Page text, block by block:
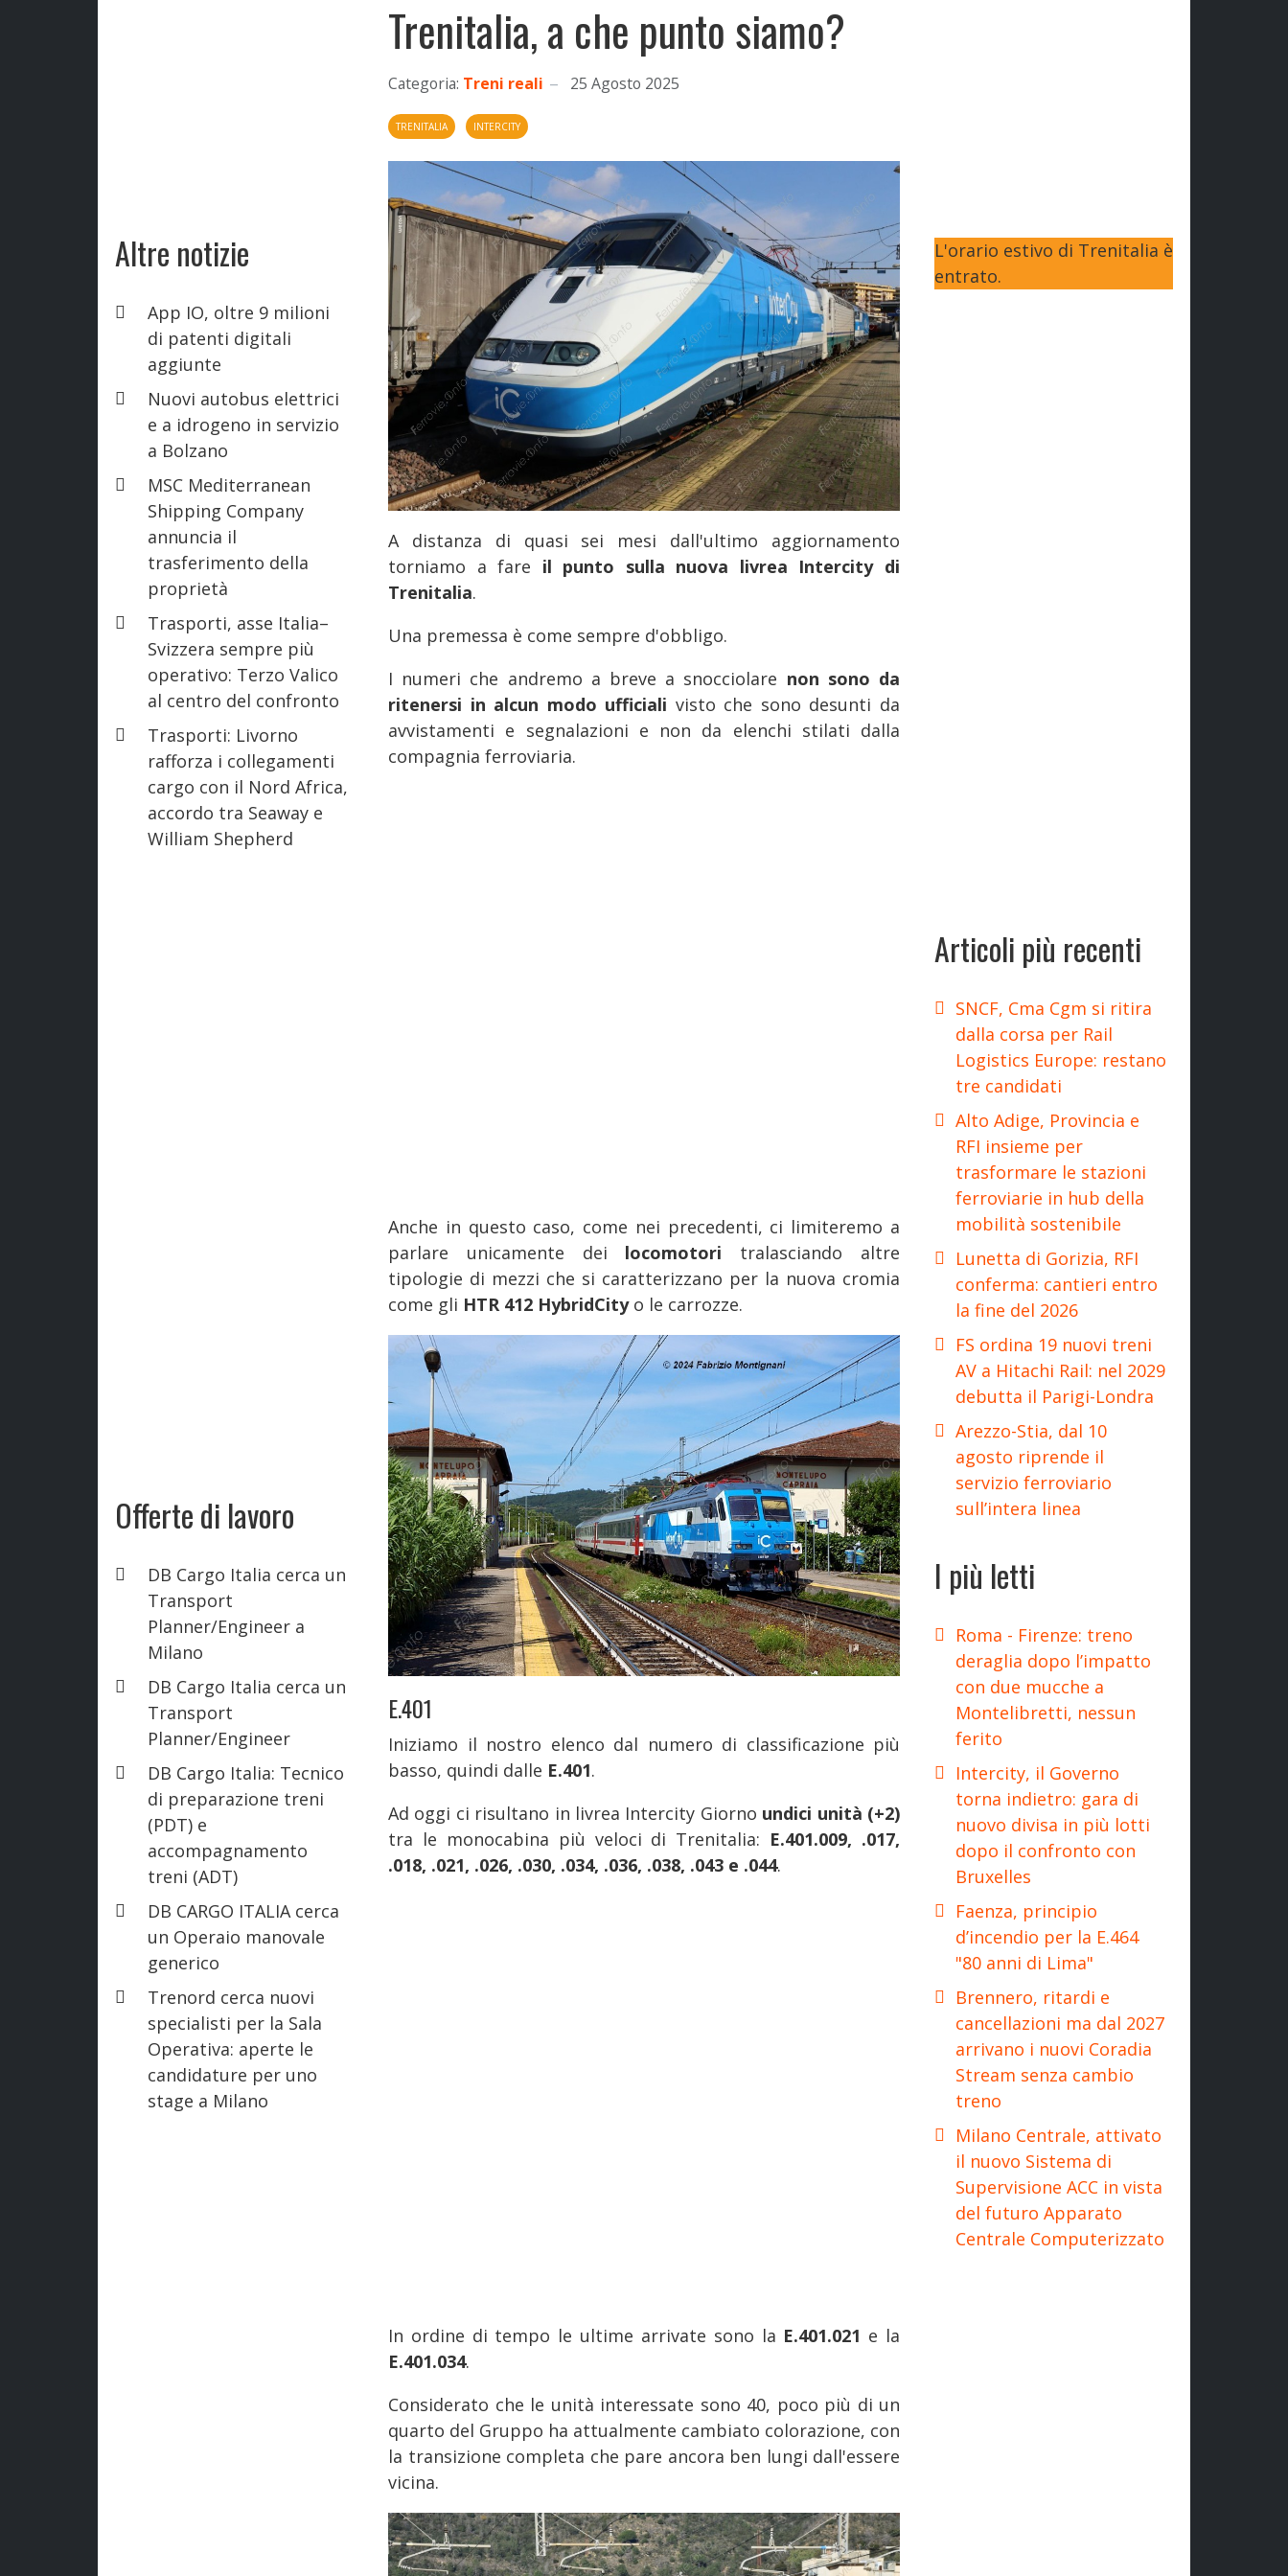
Altre notizie
App IO, oltre 9 milioni
di patenti digitali
aggiunte
Nuovi autobus elettrici
e a idrogeno in servizio
a Bolzano
MSC Mediterranean
Shipping Company
annuncia il
trasferimento della
proprietà
Trasporti, asse Italia–
Svizzera sempre più
operativo: Terzo Valico
al centro del confronto
Trasporti: Livorno
rafforza i collegamenti
cargo con il Nord Africa,
accordo tra Seaway e
William Shepherd
Offerte di lavoro
DB Cargo Italia cerca un
Transport
Planner/Engineer a
Milano
DB Cargo Italia cerca un
Transport
Planner/Engineer
DB Cargo Italia: Tecnico
di preparazione treni
(PDT) e
accompagnamento
treni (ADT)
DB CARGO ITALIA cerca
un Operaio manovale
generico
Trenord cerca nuovi
specialisti per la Sala
Operativa: aperte le
candidature per uno
stage a Milano
Trenitalia, a che punto siamo?
Categoria: Treni reali 25 Agosto 2025
TRENITALIA INTERCITY
A distanza di quasi sei mesi dall'ultimo aggiornamento
torniamo a fare il punto sulla nuova livrea Intercity di
Trenitalia.
Una premessa è come sempre d'obbligo.
I numeri che andremo a breve a snocciolare non sono da
ritenersi in alcun modo ufficiali visto che sono desunti da
avvistamenti e segnalazioni e non da elenchi stilati dalla
compagnia ferroviaria.
Anche in questo caso, come nei precedenti, ci limiteremo a
parlare unicamente dei locomotori tralasciando altre
tipologie di mezzi che si caratterizzano per la nuova cromia
come gli HTR 412 HybridCity o le carrozze.
E.401
Iniziamo il nostro elenco dal numero di classificazione più
basso, quindi dalle E.401.
Ad oggi ci risultano in livrea Intercity Giorno undici unità (+2)
tra le monocabina più veloci di Trenitalia: E.401.009, .017,
.018, .021, .026, .030, .034, .036, .038, .043 e .044.
In ordine di tempo le ultime arrivate sono la E.401.021 e la
E.401.034.
Considerato che le unità interessate sono 40, poco più di un
quarto del Gruppo ha attualmente cambiato colorazione, con
la transizione completa che pare ancora ben lungi dall'essere
vicina.
L'orario estivo di Trenitalia è
entrato.
Articoli più recenti
SNCF, Cma Cgm si ritira
dalla corsa per Rail
Logistics Europe: restano
tre candidati
Alto Adige, Provincia e
RFI insieme per
trasformare le stazioni
ferroviarie in hub della
mobilità sostenibile
Lunetta di Gorizia, RFI
conferma: cantieri entro
la fine del 2026
FS ordina 19 nuovi treni
AV a Hitachi Rail: nel 2029
debutta il Parigi-Londra
Arezzo-Stia, dal 10
agosto riprende il
servizio ferroviario
sull’intera linea
I più letti
Roma - Firenze: treno
deraglia dopo l’impatto
con due mucche a
Montelibretti, nessun
ferito
Intercity, il Governo
torna indietro: gara di
nuovo divisa in più lotti
dopo il confronto con
Bruxelles
Faenza, principio
d’incendio per la E.464
"80 anni di Lima"
Brennero, ritardi e
cancellazioni ma dal 2027
arrivano i nuovi Coradia
Stream senza cambio
treno
Milano Centrale, attivato
il nuovo Sistema di
Supervisione ACC in vista
del futuro Apparato
Centrale Computerizzato